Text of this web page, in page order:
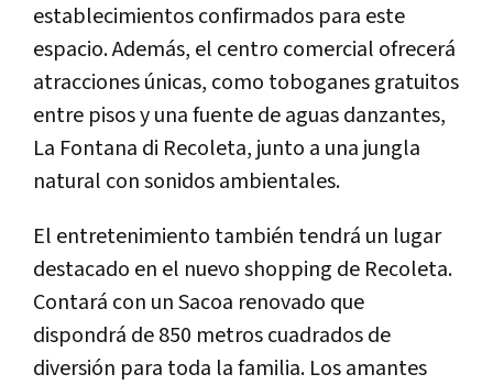
establecimientos confirmados para este
espacio. Además, el centro comercial ofrecerá
atracciones únicas, como toboganes gratuitos
entre pisos y una fuente de aguas danzantes,
La Fontana di Recoleta, junto a una jungla
natural con sonidos ambientales.
El entretenimiento también tendrá un lugar
destacado en el nuevo shopping de Recoleta.
Contará con un Sacoa renovado que
dispondrá de 850 metros cuadrados de
diversión para toda la familia. Los amantes